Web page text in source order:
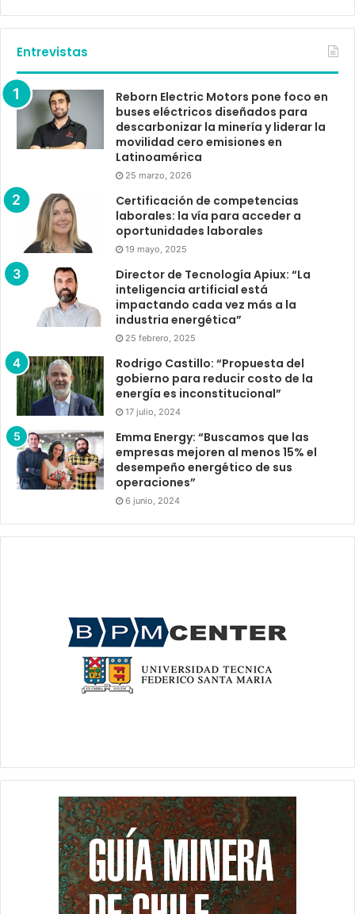
Entrevistas
Reborn Electric Motors pone foco en
buses eléctricos diseñados para
descarbonizar la minería y liderar la
movilidad cero emisiones en
Latinoamérica
25 marzo, 2026
Certificación de competencias
laborales: la vía para acceder a
oportunidades laborales
19 mayo, 2025
Director de Tecnología Apiux: “La
inteligencia artificial está
impactando cada vez más a la
industria energética”
25 febrero, 2025
Rodrigo Castillo: “Propuesta del
gobierno para reducir costo de la
energía es inconstitucional”
17 julio, 2024
Emma Energy: “Buscamos que las
empresas mejoren al menos 15% el
desempeño energético de sus
operaciones”
6 junio, 2024